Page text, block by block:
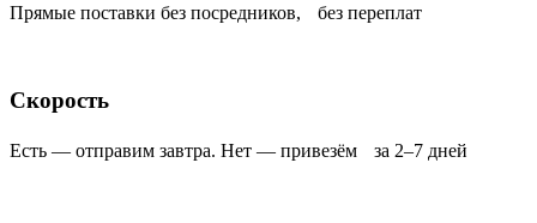
Прямые поставки без посредников, без переплат
Скорость
Есть — отправим завтра. Нет — привезём за 2–7 дней